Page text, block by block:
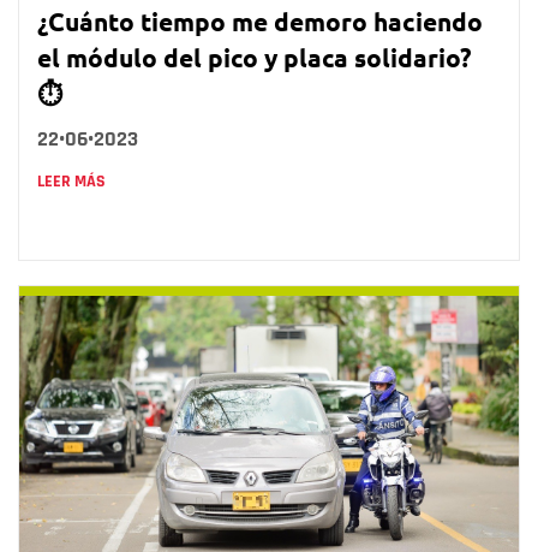
¿Cuánto tiempo me demoro haciendo
el módulo del pico y placa solidario?
⏱️
22•06•2023
LEER MÁS